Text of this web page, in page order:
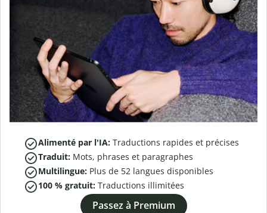
Alimenté par l'IA: Traductions rapides et précises
Traduit: Mots, phrases et paragraphes
Multilingue: Plus de 52 langues disponibles
100 % gratuit: Traductions illimitées
Passez à Premium